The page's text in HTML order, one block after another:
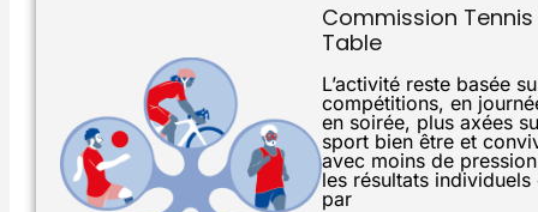
Commission Tennis
Table
L’activité reste basée
compétitions, en
en soirée, plus axées
sport bien être et
avec moins de
les résultats individuels
par